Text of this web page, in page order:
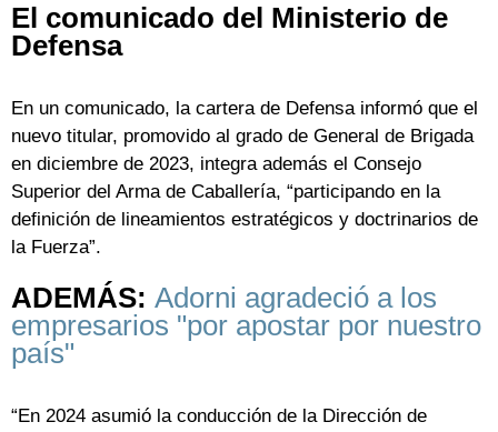
El comunicado del Ministerio de
Defensa
En un comunicado, la cartera de Defensa informó que el
nuevo titular, promovido al grado de General de Brigada
en diciembre de 2023, integra además el Consejo
Superior del Arma de Caballería, “participando en la
definición de lineamientos estratégicos y doctrinarios de
la Fuerza”.
ADEMÁS: Adorni agradeció a los
empresarios "por apostar por nuestro
país"
“En 2024 asumió la conducción de la Dirección de